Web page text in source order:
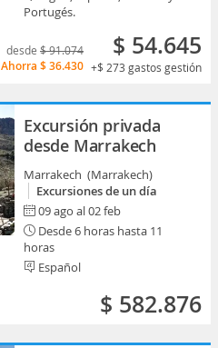
Portugés.
desde $ 91.074
Ahorra $ 36.430
$ 54.645
+$ 273 gastos gestión
Excursión privada
desde Marrakech
Marrakech (Marrakech)
Excursiones de un día
09 ago al 02 feb
Desde 6 horas hasta 11
horas
Español
$ 582.876